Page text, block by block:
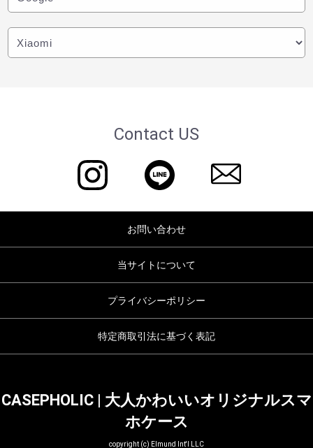
Contact US
お問い合わせ
当サイトについて
プライバシーポリシー
特定商取引法に基づく表記
CASEPHOLIC | 大人かわいいオリジナルスマ
ホケース
copyright (c) Elmund Int'l LLC